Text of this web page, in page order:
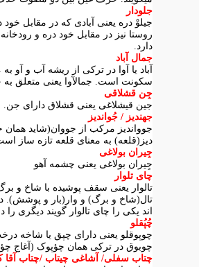
جلودار
جیلوْ دره یعنی آبادی که در مقابل خود
روستا نیز در مقابل خود دره و
دارد.
جمال آباد
آباد یا آوا در ترکی از ریشه آب و آو
سکونت است. جمالآوا یعنی متعلق به
جِن قشلاقی
جین قیشلاغی یعنی قشلاق دارای جن.
جهندیز / جُواندیز
جوواندیز مرکب از جووان(شاید همان
دیز(قلعه) به معنای قلعه تازه ساز
جِیران بولاغی
جِیران بولاغی یعنی چشمه آهو
چای تلوار
تالوار یعنی سقف پوشیده با شاخ و
تال(شاخ و برگ) و وار(بار و پوشش).
اند یکی را چای تالوار گویند دیگری را دم
چُپُقلو
چوپوقلو یعنی دارای چپق یا شاخه
چوبوق در ترکی همان چؤپوک (آغاج
چتاب سفلی/ آشاغی چیتاب /چتاب آقا